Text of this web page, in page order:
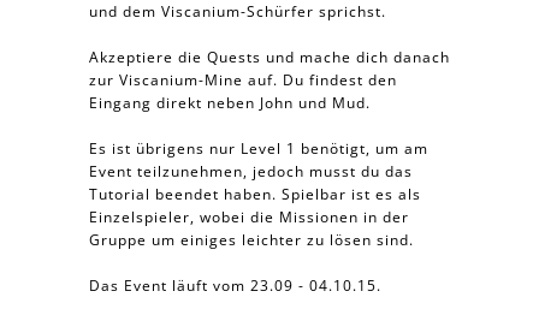
und dem Viscanium-Schürfer sprichst.
Akzeptiere die Quests und mache dich danach
zur Viscanium-Mine auf. Du findest den
Eingang direkt neben John und Mud.
Es ist übrigens nur Level 1 benötigt, um am
Event teilzunehmen, jedoch musst du das
Tutorial beendet haben. Spielbar ist es als
Einzelspieler, wobei die Missionen in der
Gruppe um einiges leichter zu lösen sind.
Das Event läuft vom 23.09 - 04.10.15.